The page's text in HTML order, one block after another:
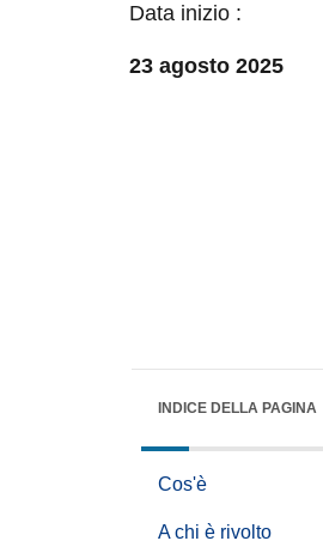
Data inizio :
23 agosto 2025
INDICE DELLA PAGINA
Cos'è
A chi è rivolto